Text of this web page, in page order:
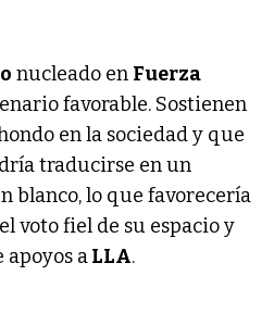
nucleado en Fuerza
favorable. Sostienen
en la sociedad y que
traducirse en un
blanco, lo que favorecería
voto fiel de su espacio y
aLLA.